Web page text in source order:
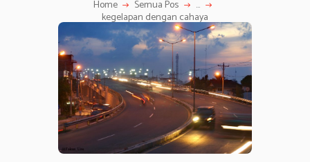
Home Semua Pos ...
kegelapan dengan cahaya
GALERI
HIBURAN
JALAN-JALAN
GAYA HIDUP
OLAHRAGA
OPINI